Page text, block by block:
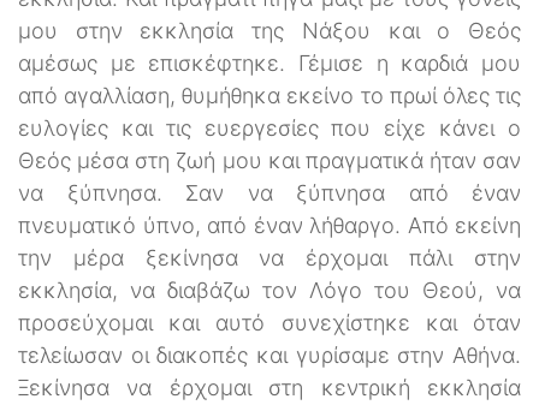
μου στην εκκλησία της Νάξου και ο Θεός
αμέσως με επισκέφτηκε. Γέμισε η καρδιά μου
από αγαλλίαση, θυμήθηκα εκείνο το πρωί όλες τις
ευλογίες και τις ευεργεσίες που είχε κάνει ο
Θεός μέσα στη ζωή μου και πραγματικά ήταν σαν
να ξύπνησα. Σαν να ξύπνησα από έναν
πνευματικό ύπνο, από έναν λήθαργο. Από εκείνη
την μέρα ξεκίνησα να έρχομαι πάλι στην
εκκλησία, να διαβάζω τον Λόγο του Θεού, να
προσεύχομαι και αυτό συνεχίστηκε και όταν
τελείωσαν οι διακοπές και γυρίσαμε στην Αθήνα.
Ξεκίνησα να έρχομαι στη κεντρική εκκλησία